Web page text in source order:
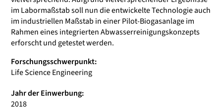
im Labormaßstab soll nun die entwickelte Technologie auch
im industriellen Maßstab in einer Pilot-Biogasanlage im
Rahmen eines integrierten Abwasserreinigungskonzepts
erforscht und getestet werden.
Forschungsschwerpunkt:
Life Science Engineering
Jahr der Einwerbung:
2018